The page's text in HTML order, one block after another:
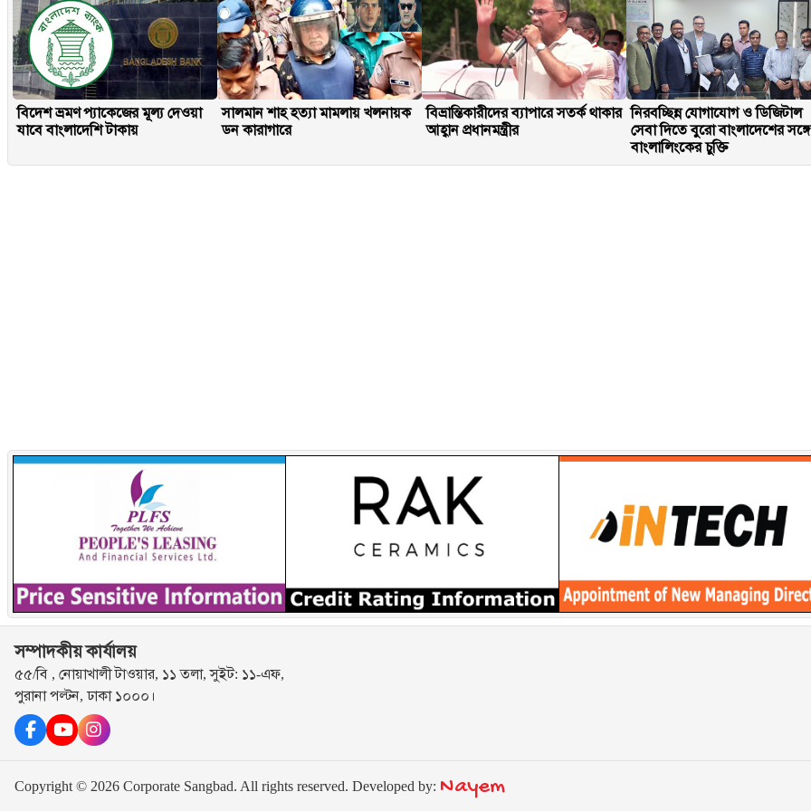
বিদেশ ভ্রমণ প্যাকেজের মূল্য দেওয়া
যাবে বাংলাদেশি টাকায়
সালমান শাহ হত্যা মামলায় খলনায়ক
ডন কারাগারে
বিভ্রান্তিকারীদের ব্যাপারে সতর্ক থাকার
আহ্বান প্রধানমন্ত্রীর
নিরবচ্ছিন্ন যোগাযোগ ও ডিজিটাল
সেবা দিতে বুরো বাংলাদেশের সঙ্গে
বাংলালিংকের চুক্তি
সম্পাদকীয় কার্যালয়
৫৫/বি , নোয়াখালী টাওয়ার, ১১ তলা, সুইট: ১১-এফ,
পুরানা পল্টন, ঢাকা ১০০০।
Copyright © 2026 Corporate Sangbad. All rights reserved. Developed by: Nayem